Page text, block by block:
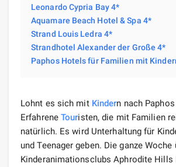
Leonardo Cypria Bay 4*
Aquamare Beach Hotel & Spa 4*
Strand Louis Ledra 4*
Strandhotel Alexander der Große 4*
Paphos Hotels für Familien mit
Lohnt es sich mit Kindern nach
Erfahrene Touristen, die mit Familien
natürlich. Es wird Unterhaltung für
und Teenager geben. Die ganze
Kinderanimationsclubs Aphrodite Hills